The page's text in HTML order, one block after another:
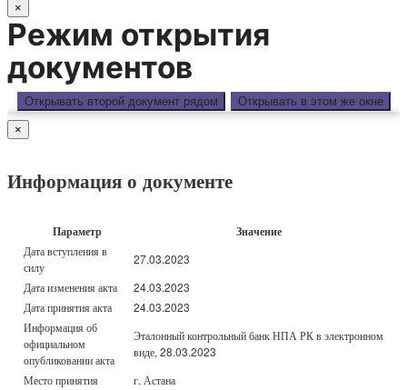
×
Режим открытия
документов
Открывать второй документ рядом Открывать в этом же окне
×
Информация о документе
Параметр Значение
Дата вступления в
силу
27.03.2023
Дата изменения акта
24.03.2023
Дата принятия акта
24.03.2023
Информация об
официальном
опубликовании акта
Эталонный контрольный банк НПА РК в электронном
виде, 28.03.2023
Место принятия
г. Астана